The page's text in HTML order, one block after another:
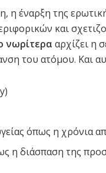
η έναρξη της
και
νωρίτερα αρχίζει η
του ατόμου. Και
όπως η χρόνια
η διάσπαση της